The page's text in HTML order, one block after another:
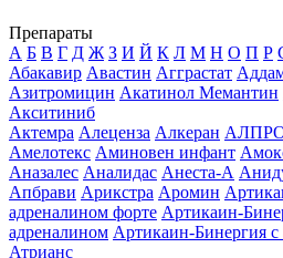
Препараты
А Б В Г Д Ж З И Й К Л М Н О П Р
Абакавир Авастин Агграстат
Азитромицин Акатинол Мемантин
Акситиниб
Актемра Алеценза Алкеран
Амелотекс Аминовен инфант
Аназалес Аналидас Анеста-А
Апбрави Арикстра Аромин
адреналином форте Артикаин-
адреналином Артикаин-Бинергия
Атрианс